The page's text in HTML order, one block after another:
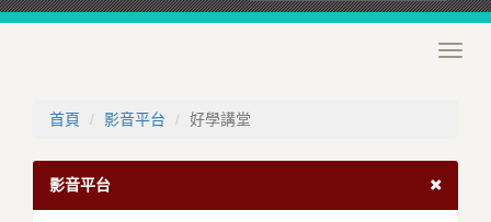
首頁 影音平台 好學講堂
影音平台